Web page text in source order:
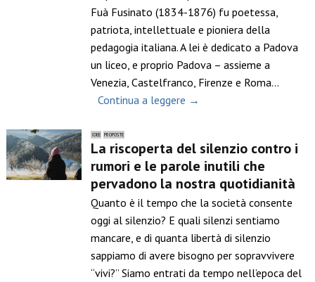
Fuà Fusinato (1834-1876) fu poetessa,
patriota, intellettuale e pioniera della
pedagogia italiana. A lei è dedicato a Padova
un liceo, e proprio Padova – assieme a
Venezia, Castelfranco, Firenze e Roma…
Continua a leggere →
IDEE PROPOSTE
La riscoperta del silenzio contro i
rumori e le parole inutili che
pervadono la nostra quotidianità
Quanto è il tempo che la società consente
oggi al silenzio? E quali silenzi sentiamo
mancare, e di quanta libertà di silenzio
sappiamo di avere bisogno per sopravvivere
“vivi?” Siamo entrati da tempo nell’epoca del